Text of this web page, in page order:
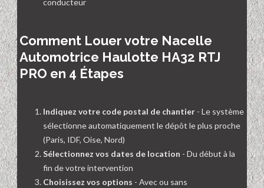
conducteur
Comment Louer votre Nacelle
Automotrice Haulotte HA32 RTJ
PRO en 4 Étapes
Indiquez votre code postal de chantier - Le système
sélectionne automatiquement le dépôt le plus proche
(Paris, IDF, Oise, Nord)
Sélectionnez vos dates de location - Du début à la
fin de votre intervention
Choisissez vos options - Avec ou sans